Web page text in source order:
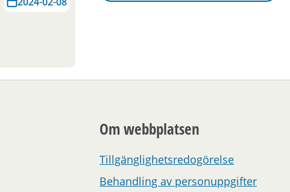
Om webbplatsen
Tillgänglighetsredogörelse
Behandling av personuppgifter